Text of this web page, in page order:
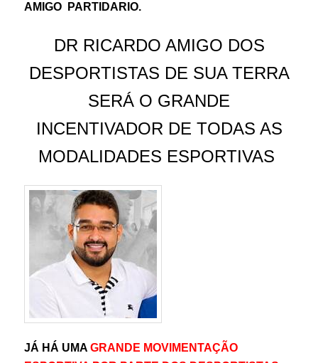
AMIGO PARTIDARIO.
DR RICARDO AMIGO DOS
DESPORTISTAS DE SUA TERRA
SERÁ O GRANDE
INCENTIVADOR DE TODAS AS
MODALIDADES ESPORTIVAS
JÁ HÁ UMAGRANDE MOVIMENTAÇÃO